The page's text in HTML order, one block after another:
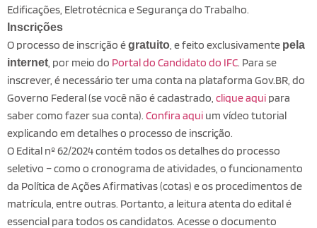
Edificações, Eletrotécnica e Segurança do Trabalho.
Inscrições
O processo de inscrição égratuito, e feito exclusivamente pela
internet, por meio do Portal do Candidato do IFC. Para se
inscrever, é necessário ter uma conta na plataforma Gov.BR, do
Governo Federal (se você não é cadastrado, clique aqui para
saber como fazer sua conta). Confira aqui um vídeo tutorial
explicando em detalhes o processo de inscrição.
O Edital nº 62/2024 contém todos os detalhes do processo
seletivo – como o cronograma de atividades, o funcionamento
da Política de Ações Afirmativas (cotas) e os procedimentos de
matrícula, entre outras. Portanto, a leitura atenta do edital é
essencial para todos os candidatos. Acesse o documento